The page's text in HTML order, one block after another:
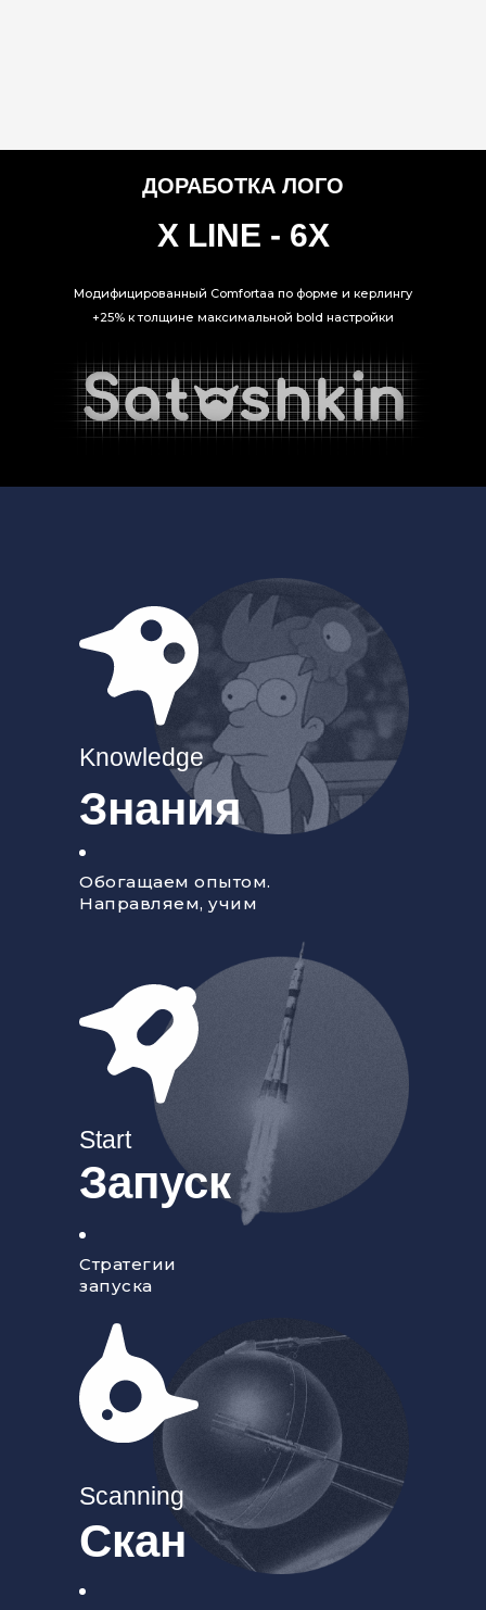
X LINE - 6X
ДОРАБОТКА ЛОГО
Модифицированный Comfortaa по форме и керлингу
+25% к толщине максимальной bold настройки
Knowledge
Знания
Обогащаем опытом.
Направляем, учим
Start
Запуск
Стратегии
запуска
Scanning
Скан